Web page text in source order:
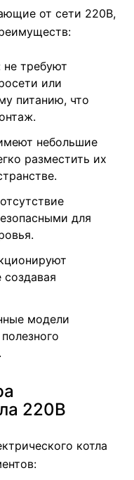
от сети 220В,
требуют
или
питанию, что
небольшие
разместить их
для
модели
220В
котла